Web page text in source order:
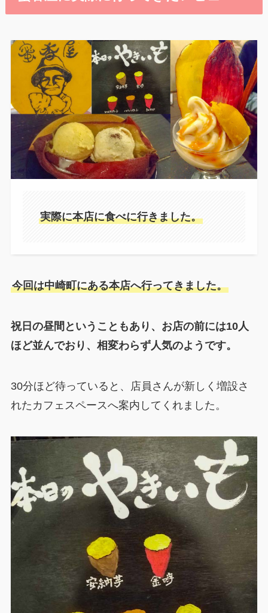
実際に本店に食べに行きました。
今回は中崎町にある本店へ行ってきました。
祝日の昼間ということもあり、お店の前には10人
ほど並んでおり、相変わらず人気のようです。
30分ほど待っていると、店員さんが新しく増設さ
れたカフェスペースへ案内してくれました。